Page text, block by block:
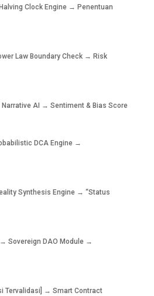
Clock Engine → Penentuan
Law Boundary Check → Risk
Narrative AI → Sentiment & Bias Score
DCA Engine →
Synthesis Engine → “Status
→ Sovereign DAO Module →
Tervalidasi] → Smart Contract